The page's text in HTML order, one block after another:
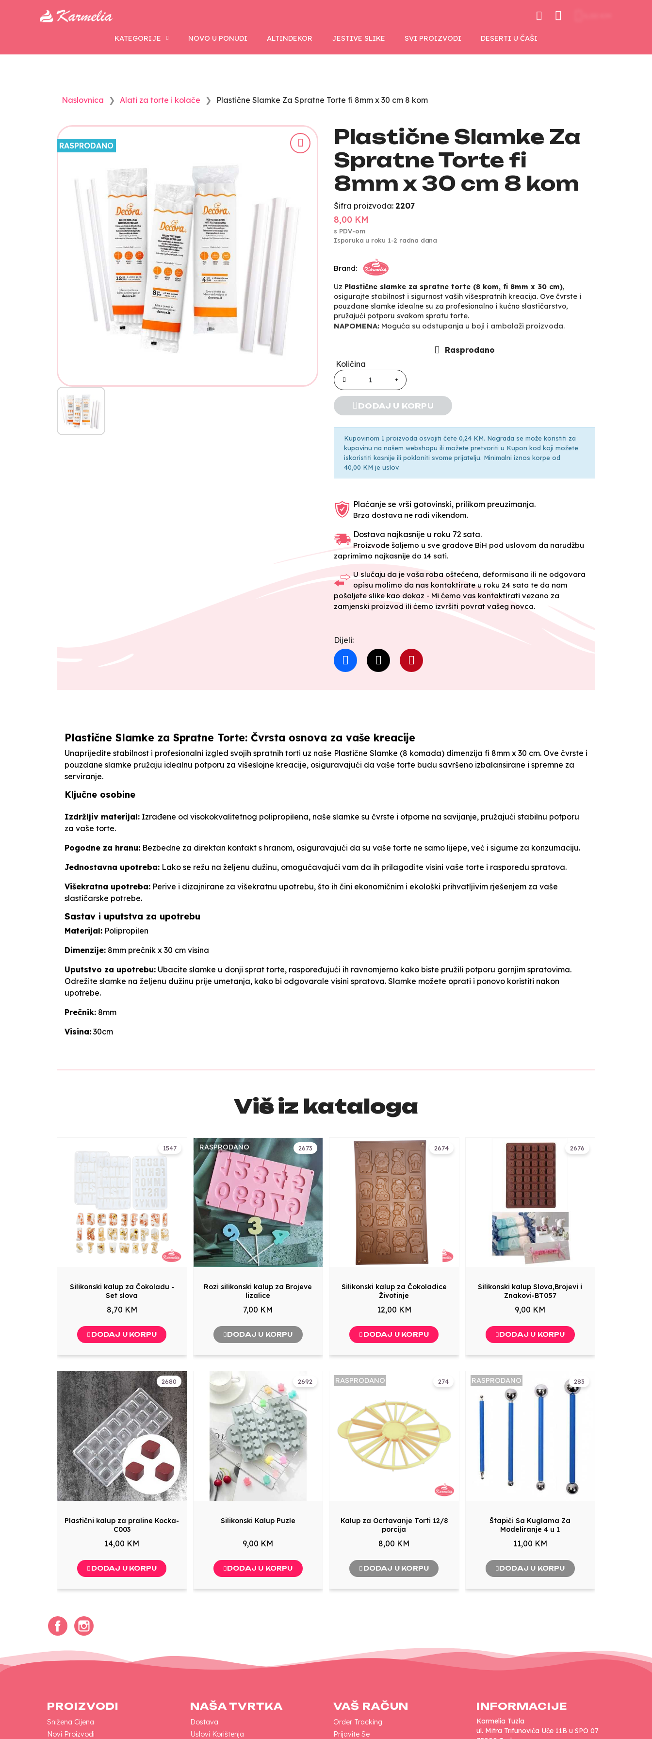
KATEGORIJE NOVO U PONUDI ALTINDEKOR JESTIVE SLIKE SVI PROIZVODI DESERTI U ČAŠI
Naslovnica Alati za torte i kolače Plastične Slamke Za Spratne Torte fi 8mm x 30 cm 8 kom
RASPRODANO
Plastične Slamke Za
Spratne Torte fi
8mm x 30 cm 8 kom
Šifra proizvoda: 2207
8,00 KM
s PDV-om
Isporuka u roku 1-2 radna dana
Brand:
Uz Plastične slamke za spratne torte (8 kom, fi 8mm x 30 cm),
osigurajte stabilnost i sigurnost vaših višespratnih kreacija. Ove čvrste i
pouzdane slamke idealne su za profesionalno i kućno slastičarstvo,
pružajući potporu svakom spratu torte.
NAPOMENA: Moguća su odstupanja u boji i ambalaži proizvoda.
Rasprodano
Količina
DODAJ U KORPU
Kupovinom 1 proizvoda osvojiti ćete 0,24 KM. Nagrada se može koristiti za
kupovinu na našem webshopu ili možete pretvoriti u Kupon kod koji možete
iskoristiti kasnije ili pokloniti svome prijatelju. Minimalni iznos korpe od
40,00 KM je uslov.
Plaćanje se vrši gotovinski, prilikom preuzimanja.
Brza dostava ne radi vikendom.
Dostava najkasnije u roku 72 sata.
Proizvode šaljemo u sve gradove BiH pod uslovom da narudžbu
zaprimimo najkasnije do 14 sati.
U slučaju da je vaša roba oštećena, deformisana ili ne odgovara
opisu molimo da nas kontaktirate u roku 24 sata te da nam
pošaljete slike kao dokaz - Mi ćemo vas kontaktirati vezano za
zamjenski proizvod ili ćemo izvršiti povrat vašeg novca.
Dijeli:
Plastične Slamke za Spratne Torte: Čvrsta osnova za vaše kreacije
Unaprijedite stabilnost i profesionalni izgled svojih spratnih torti uz naše Plastične Slamke (8 komada) dimenzija fi 8mm x 30 cm. Ove čvrste i
pouzdane slamke pružaju idealnu potporu za višeslojne kreacije, osiguravajući da vaše torte budu savršeno izbalansirane i spremne za
serviranje.
Ključne osobine
Izdržljiv materijal: Izrađene od visokokvalitetnog polipropilena, naše slamke su čvrste i otporne na savijanje, pružajući stabilnu potporu
za vaše torte.
Pogodne za hranu: Bezbedne za direktan kontakt s hranom, osiguravajući da su vaše torte ne samo lijepe, već i sigurne za konzumaciju.
Jednostavna upotreba: Lako se režu na željenu dužinu, omogućavajući vam da ih prilagodite visini vaše torte i rasporedu spratova.
Višekratna upotreba: Perive i dizajnirane za višekratnu upotrebu, što ih čini ekonomičnim i ekološki prihvatljivim rješenjem za vaše
slastičarske potrebe.
Sastav i uputstva za upotrebu
Materijal: Polipropilen
Dimenzije: 8mm prečnik x 30 cm visina
Uputstvo za upotrebu: Ubacite slamke u donji sprat torte, raspoređujući ih ravnomjerno kako biste pružili potporu gornjim spratovima.
Odrežite slamke na željenu dužinu prije umetanja, kako bi odgovarale visini spratova. Slamke možete oprati i ponovo koristiti nakon
upotrebe.
Prečnik: 8mm
Visina: 30cm
Više iz kataloga
1547
Silikonski kalup za Čokoladu -
Set slova
8,70 KM
DODAJ U KORPU
2673
RASPRODANO
Rozi silikonski kalup za Brojeve
lizalice
7,00 KM
DODAJ U KORPU
2674
Silikonski kalup za Čokoladice
Životinje
12,00 KM
DODAJ U KORPU
2676
Silikonski kalup Slova,Brojevi i
Znakovi-BT057
9,00 KM
DODAJ U KORPU
2680
Plastični kalup za praline Kocka-
C003
14,00 KM
DODAJ U KORPU
2692
Silikonski Kalup Puzle
9,00 KM
DODAJ U KORPU
274
RASPRODANO
Kalup za Ocrtavanje Torti 12/8
porcija
8,00 KM
DODAJ U KORPU
283
RASPRODANO
Štapići Sa Kuglama Za
Modeliranje 4 u 1
11,00 KM
DODAJ U KORPU
Facebook
PROIZVODI
Snižena Cijena
Novi Proizvodi
NAŠA TVRTKA
Dostava
Uslovi Korištenja
VAŠ RAČUN
Order Tracking
Prijavite Se
INFORMACIJE
Karmelia Tuzla
ul. Mitra Trifunovića Uče 11B u SPO 07